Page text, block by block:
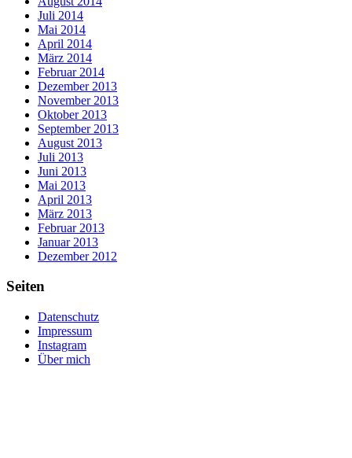
Juli 2014
Mai 2014
April 2014
März 2014
Februar 2014
Dezember 2013
November 2013
Oktober 2013
September 2013
August 2013
Juli 2013
Juni 2013
Mai 2013
April 2013
März 2013
Februar 2013
Januar 2013
Dezember 2012
Seiten
Datenschutz
Impressum
Instagram
Über mich